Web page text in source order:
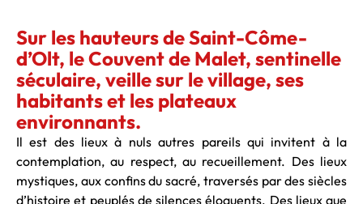
Sur les hauteurs de Saint-Côme-
d’Olt, le Couvent de Malet, sentinelle
séculaire, veille sur le village, ses
habitants et les plateaux
environnants.
Il est des lieux à nuls autres pareils qui invitent à la
contemplation, au respect, au recueillement. Des lieux
mystiques, aux confins du sacré, traversés par des siècles
d’histoire et peuplés de silences éloquents. Des lieux que